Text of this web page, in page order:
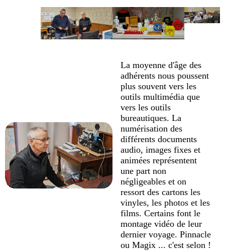
La moyenne d'âge des
adhérents nous poussent
plus souvent vers les
outils multimédia que
vers les outils
bureautiques. La
numérisation des
différents documents
audio, images fixes et
animées représentent
une part non
négligeables et on
ressort des cartons les
vinyles, les photos et les
films. Certains font le
montage vidéo de leur
dernier voyage. Pinnacle
ou Magix ... c'est selon !